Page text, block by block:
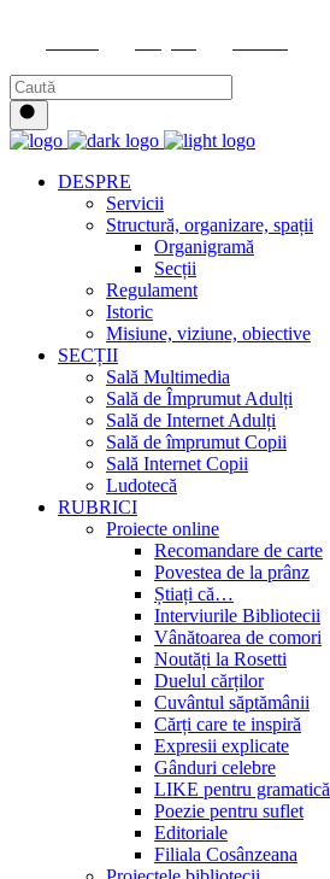
DESPRE
Servicii
Structură, organizare, spații
Organigramă
Secții
Regulament
Istoric
Misiune, viziune, obiective
SECȚII
Sală Multimedia
Sală de Împrumut Adulți
Sală de Internet Adulți
Sală de împrumut Copii
Sală Internet Copii
Ludotecă
RUBRICI
Proiecte online
Recomandare de carte
Povestea de la prânz
Știați că…
Interviurile Bibliotecii
Vânătoarea de comori
Noutăți la Rosetti
Duelul cărților
Cuvântul săptămânii
Cărți care te inspiră
Expresii explicate
Gânduri celebre
LIKE pentru gramatică
Poezie pentru suflet
Editoriale
Filiala Cosânzeana